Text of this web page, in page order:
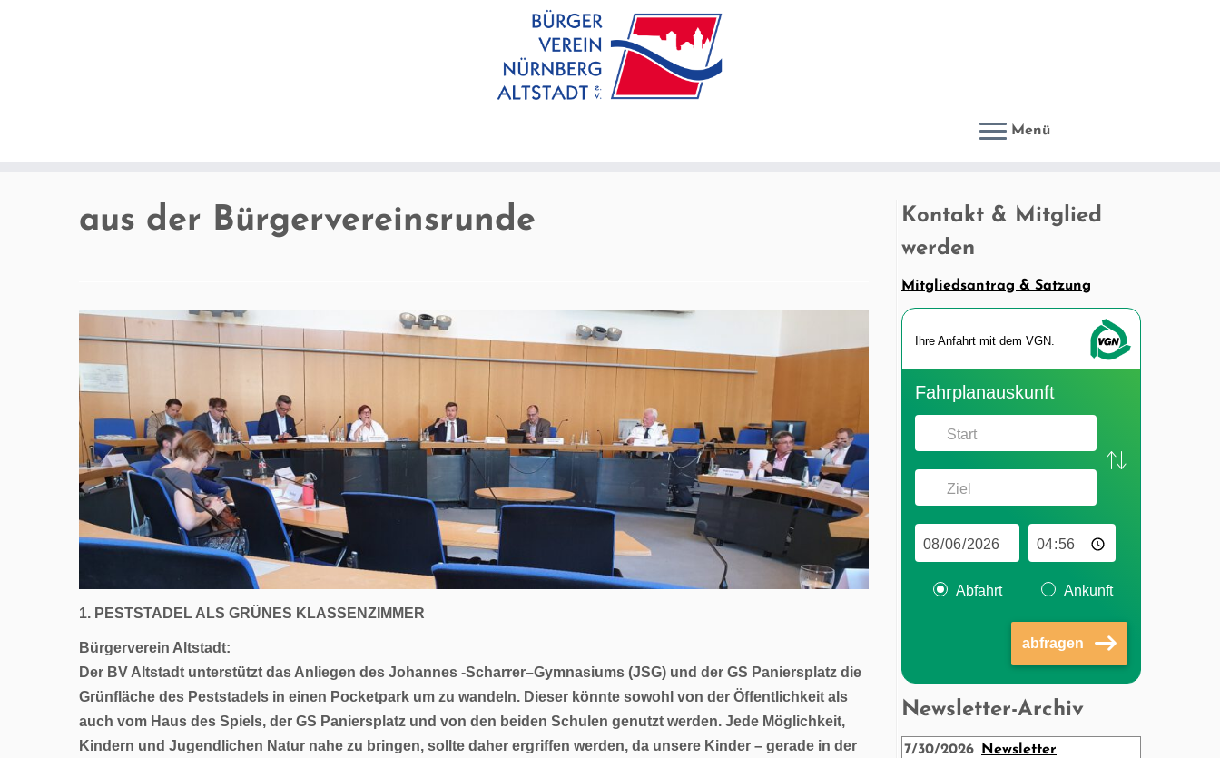
Menü
aus der Bürgervereinsrunde
1. PESTSTADEL ALS GRÜNES KLASSENZIMMER
Bürgerverein Altstadt:
Der BV Altstadt unterstützt das Anliegen des Johannes -Scharrer–Gymnasiums (JSG) und der GS Paniersplatz die
Grünfläche des Peststadels in einen Pocketpark um zu wandeln. Dieser könnte sowohl von der Öffentlichkeit als
auch vom Haus des Spiels, der GS Paniersplatz und von den beiden Schulen genutzt werden. Jede Möglichkeit,
Kindern und Jugendlichen Natur nahe zu bringen, sollte daher ergriffen werden, da unsere Kinder – gerade in der
Kontakt & Mitglied
werden
Mitgliedsantrag & Satzung
Ihre An­fahrt mit dem VGN.
Fahr­plan­aus­kunft
Abfahrt Ankunft
abfragen
Newsletter-Archiv
7/30/2026
Newsletter